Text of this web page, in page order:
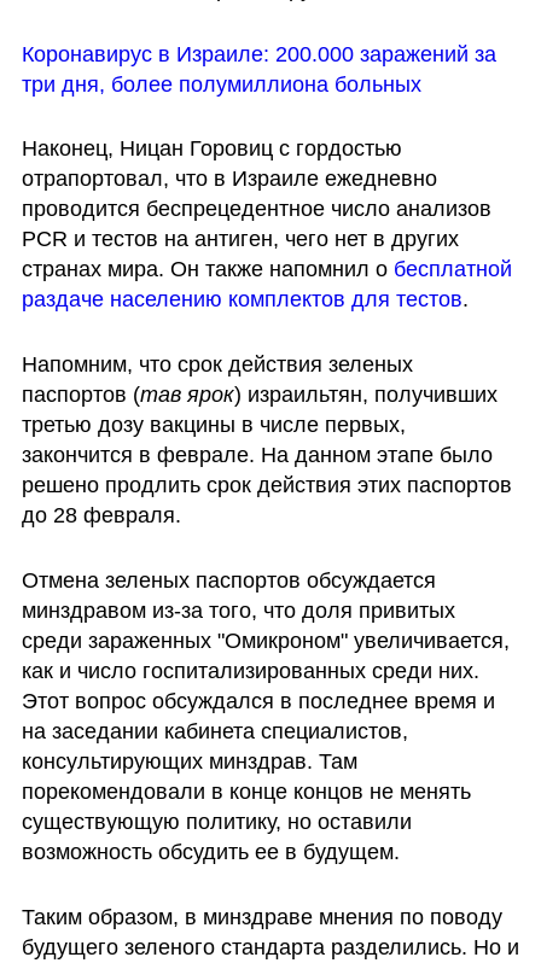
Коронавирус в Израиле: 200.000 заражений за
три дня, более полумиллиона больных
Наконец, Ницан Горовиц с гордостью
отрапортовал, что в Израиле ежедневно
проводится беспрецедентное число анализов
PCR и тестов на антиген, чего нет в других
странах мира. Он также напомнил о бесплатной
раздаче населению комплектов для тестов.
Напомним, что срок действия зеленых
паспортов (тав ярок) израильтян, получивших
третью дозу вакцины в числе первых,
закончится в феврале. На данном этапе было
решено продлить срок действия этих паспортов
до 28 февраля.
Отмена зеленых паспортов обсуждается
минздравом из-за того, что доля привитых
среди зараженных "Омикроном" увеличивается,
как и число госпитализированных среди них.
Этот вопрос обсуждался в последнее время и
на заседании кабинета специалистов,
консультирующих минздрав. Там
порекомендовали в конце концов не менять
существующую политику, но оставили
возможность обсудить ее в будущем.
Таким образом, в минздраве мнения по поводу
будущего зеленого стандарта разделились. Но и